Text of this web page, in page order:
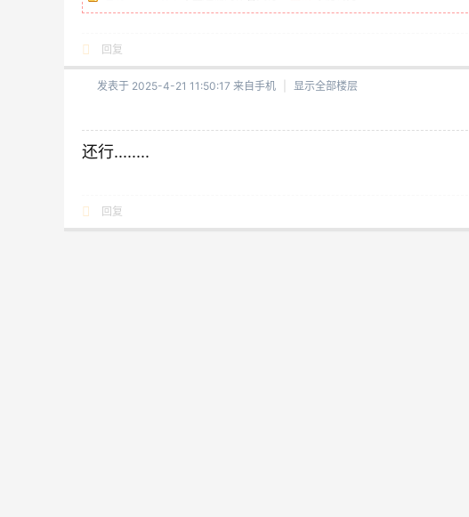
回复
发表于 2025-4-21 11:50:17 来自手机 显示全部楼层
还行........
回复